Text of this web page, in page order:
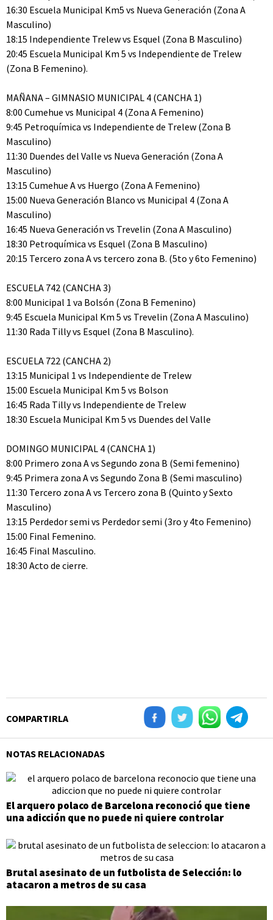
16:30 Escuela Municipal Km5 vs Nueva Generación (Zona A
Masculino)
18:15 Independiente Trelew vs Esquel (Zona B Masculino)
20:45 Escuela Municipal Km 5 vs Independiente de Trelew
(Zona B Femenino).
MAÑANA – GIMNASIO MUNICIPAL 4 (CANCHA 1)
8:00 Cumehue vs Municipal 4 (Zona A Femenino)
9:45 Petroquímica vs Independiente de Trelew (Zona B
Masculino)
11:30 Duendes del Valle vs Nueva Generación (Zona A
Masculino)
13:15 Cumehue A vs Huergo (Zona A Femenino)
15:00 Nueva Generación Blanco vs Municipal 4 (Zona A
Masculino)
16:45 Nueva Generación vs Trevelin (Zona A Masculino)
18:30 Petroquímica vs Esquel (Zona B Masculino)
20:15 Tercero zona A vs tercero zona B. (5to y 6to Femenino)
ESCUELA 742 (CANCHA 3)
8:00 Municipal 1 va Bolsón (Zona B Femenino)
9:45 Escuela Municipal Km 5 vs Trevelin (Zona A Masculino)
11:30 Rada Tilly vs Esquel (Zona B Masculino).
ESCUELA 722 (CANCHA 2)
13:15 Municipal 1 vs Independiente de Trelew
15:00 Escuela Municipal Km 5 vs Bolson
16:45 Rada Tilly vs Independiente de Trelew
18:30 Escuela Municipal Km 5 vs Duendes del Valle
DOMINGO MUNICIPAL 4 (CANCHA 1)
8:00 Primero zona A vs Segundo zona B (Semi femenino)
9:45 Primera zona A vs Segundo Zona B (Semi masculino)
11:30 Tercero zona A vs Tercero zona B (Quinto y Sexto
Masculino)
13:15 Perdedor semi vs Perdedor semi (3ro y 4to Femenino)
15:00 Final Femenino.
16:45 Final Masculino.
18:30 Acto de cierre.
COMPARTIRLA
NOTAS RELACIONADAS
El arquero polaco de Barcelona reconoció que tiene
una adicción que no puede ni quiere controlar
Brutal asesinato de un futbolista de Selección: lo
atacaron a metros de su casa